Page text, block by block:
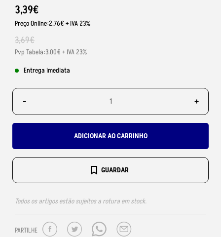
3,39€
Preço Online:2.76€ + IVA 23%
3,69€
Pvp Tabela:3.00€ + IVA 23%
Entrega imediata
- +
ADICIONAR AO CARRINHO
GUARDAR
Todos os artigos estão sujeitos a rotura em stock.
PARTILHE